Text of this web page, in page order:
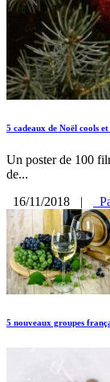
5 cadeaux de Noël cools
Un poster de 100
de...
16/11/2018
|
5 nouveaux groupes